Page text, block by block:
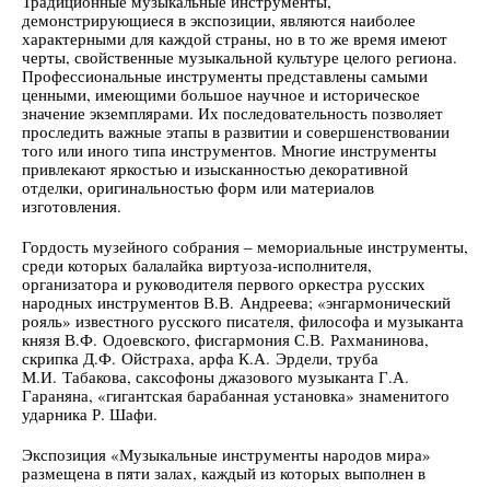
демонстрирующиеся в экспозиции, являются наиболее
характерными для каждой страны, но в то же время имеют
черты, свойственные музыкальной культуре целого региона.
Профессиональные инструменты представлены самыми
ценными, имеющими большое научное и историческое
значение экземплярами. Их последовательность позволяет
проследить важные этапы в развитии и совершенствовании
того или иного типа инструментов. Многие инструменты
привлекают яркостью и изысканностью декоративной
отделки, оригинальностью форм или материалов
изготовления.
Гордость музейного собрания ‒ мемориальные инструменты,
среди которых балалайка виртуоза-исполнителя,
организатора и руководителя первого оркестра русских
народных инструментов В.В. Андреева; «энгармонический
рояль» известного русского писателя, философа и музыканта
князя В.Ф. Одоевского, фисгармония С.В. Рахманинова,
скрипка Д.Ф. Ойстраха, арфа К.А. Эрдели, труба
М.И. Табакова, саксофоны джазового музыканта Г.А.
Гараняна, «гигантская барабанная установка» знаменитого
ударника Р. Шафи.
Экспозиция «Музыкальные инструменты народов мира»
размещена в пяти залах, каждый из которых выполнен в